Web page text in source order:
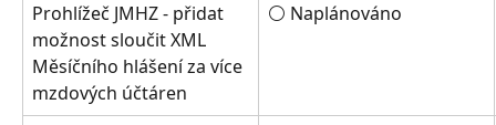
Prohlížeč JMHZ - přidat
možnost sloučit XML
Měsíčního hlášení za více
mzdových účtáren
⚪ Naplánováno